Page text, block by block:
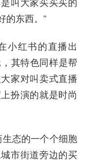
的东西。”
小红书的直播出
其特色同样是帮
家对叫卖式直播
扮演的就是时尚
态的一个个细胞
市街道旁边的买